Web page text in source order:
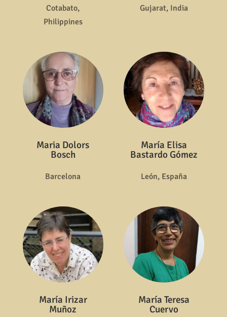
Cotabato,
Philippines
Gujarat, India
Maria Dolors
Bosch
Barcelona
María Elisa
Bastardo Gómez
León, España
María Irizar
Muñoz
María Teresa
Cuervo